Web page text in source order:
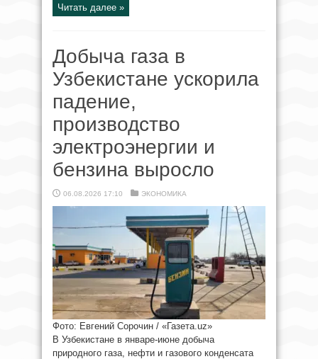
Читать далее »
Добыча газа в
Узбекистане ускорила
падение,
производство
электроэнергии и
бензина выросло
06.08.2026 17:10 ЭКОНОМИКА
Фото: Евгений Сорочин / «Газета.uz»
В Узбекистане в январе-июне добыча
природного газа, нефти и газового конденсата